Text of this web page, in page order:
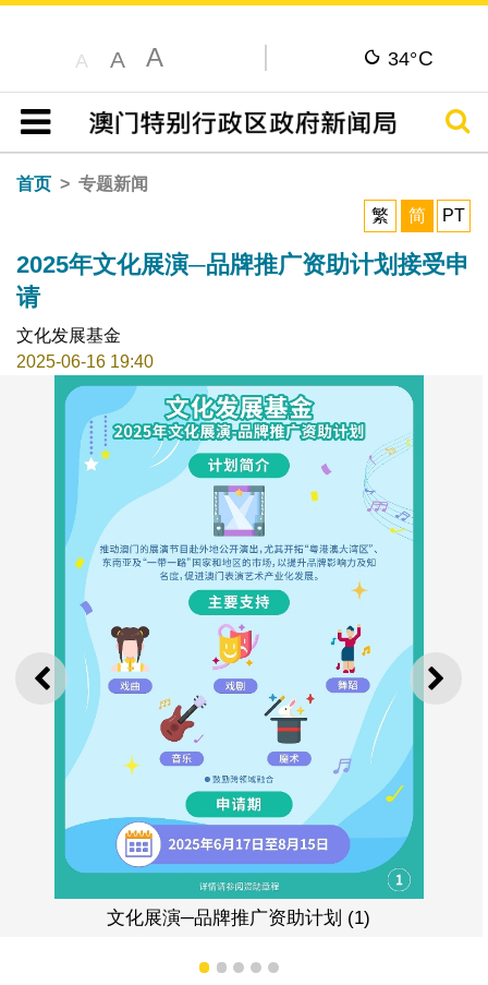
A A A 34°C
目录
搜寻
首页
专题新闻
繁
简 PT
2025年文化展演─品牌推广资助计划接受申
请
文化发展基金
2025-06-16 19:40
上一则 下一
文化展演─品牌推广资助计划 (1)
1 2 3 4 5